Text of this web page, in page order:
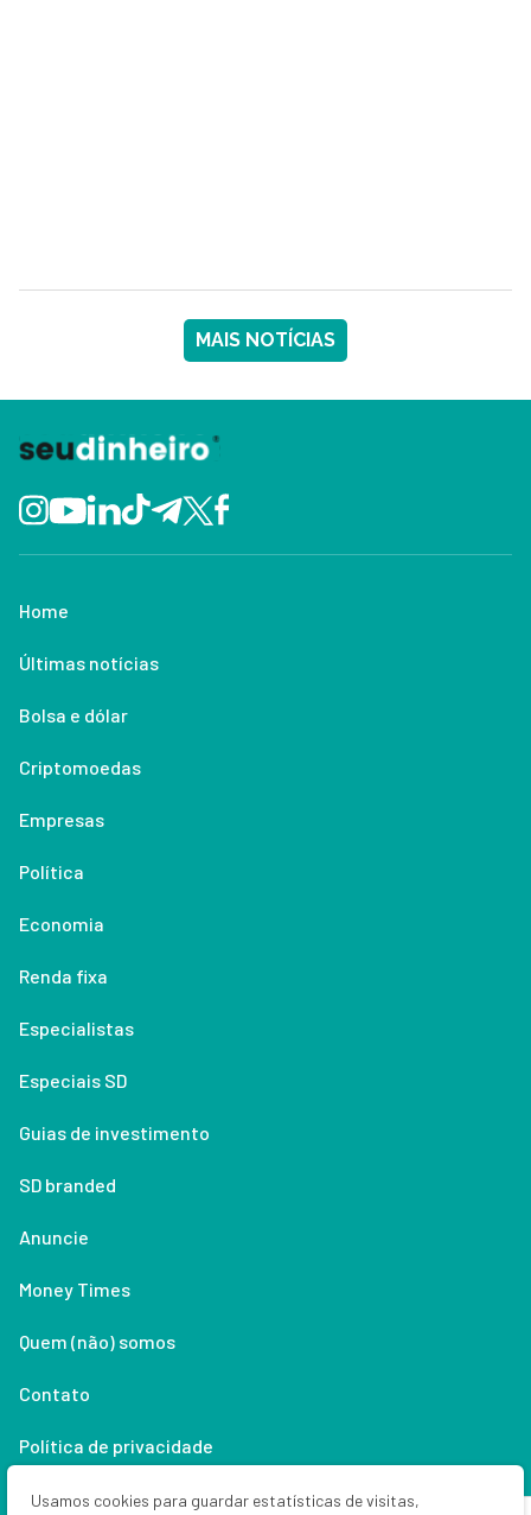
MAIS NOTÍCIAS
Home
Últimas notícias
Bolsa e dólar
Criptomoedas
Empresas
Política
Economia
Renda fixa
Especialistas
Especiais SD
Guias de investimento
SD branded
Anuncie
Money Times
Quem (não) somos
Contato
Política de privacidade
Lifestyle
Usamos cookies para guardar estatísticas de visitas,